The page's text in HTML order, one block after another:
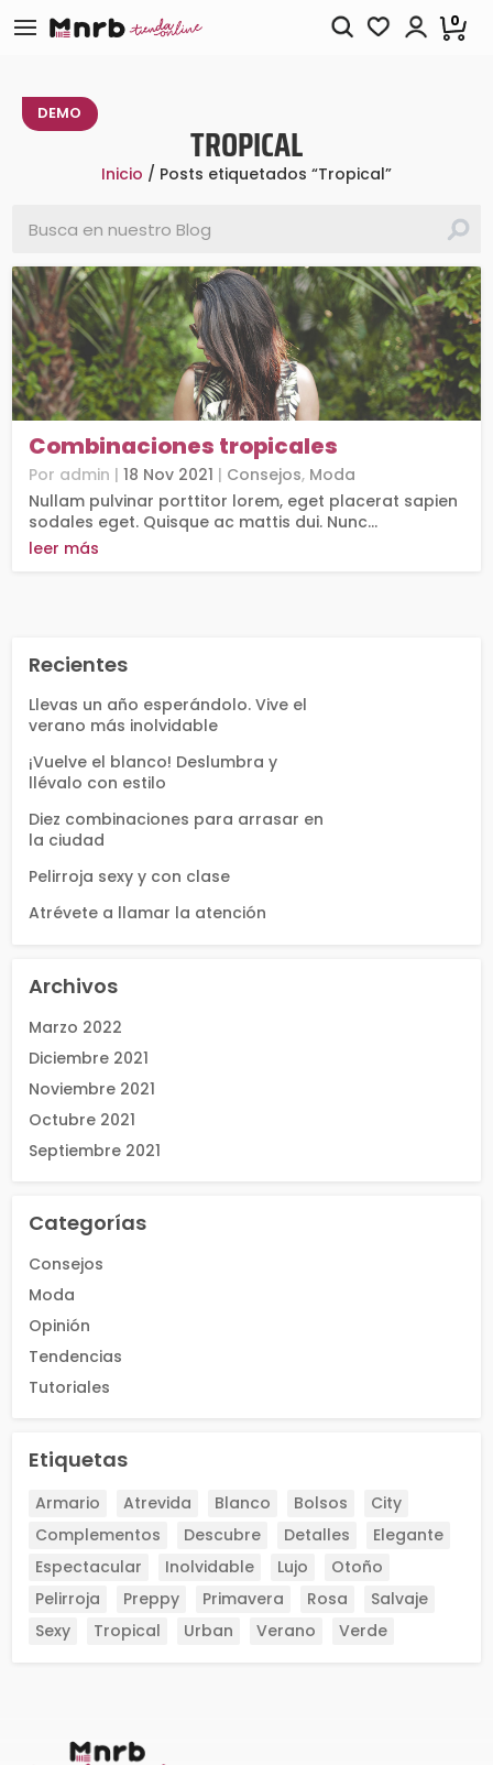
DEMO
TROPICAL
Inicio / Posts etiquetados “Tropical”
Combinaciones tropicales
por admin |18 Nov 2021 | Consejos, Moda
Nullam pulvinar porttitor lorem, eget placerat sapien
sodales eget. Quisque ac mattis dui. Nunc...
leer más
Recientes
Llevas un año esperándolo. Vive el
verano más inolvidable
¡Vuelve el blanco! Deslumbra y
llévalo con estilo
Diez combinaciones para arrasar en
la ciudad
Pelirroja sexy y con clase
Atrévete a llamar la atención
Archivos
Marzo 2022
Diciembre 2021
Noviembre 2021
Octubre 2021
Septiembre 2021
Categorías
Consejos
Moda
Opinión
Tendencias
Tutoriales
Etiquetas
Armario Atrevida Blanco Bolsos
City
Complementos
Descubre Detalles
Elegante
Espectacular
Inolvidable Lujo
Otoño
Pelirroja
Preppy Primavera Rosa
Salvaje
Sexy
Tropical Urban Verano Verde
0